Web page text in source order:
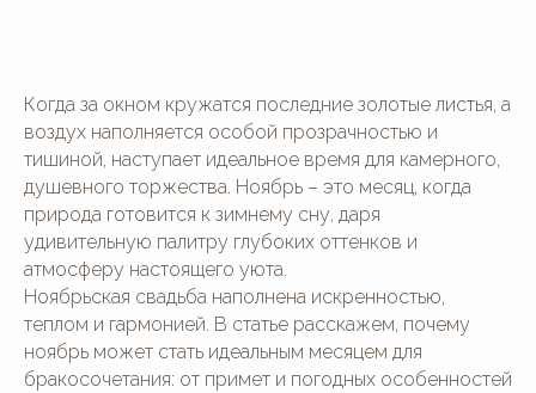
Когда за окном кружатся последние золотые листья, а
воздух наполняется особой прозрачностью и
тишиной, наступает идеальное время для камерного,
душевного торжества. Ноябрь – это месяц, когда
природа готовится к зимнему сну, даря
удивительную палитру глубоких оттенков и
атмосферу настоящего уюта.
Ноябрьская свадьба наполнена искренностью,
теплом и гармонией. В статье расскажем, почему
ноябрь может стать идеальным месяцем для
бракосочетания: от примет и погодных особенностей